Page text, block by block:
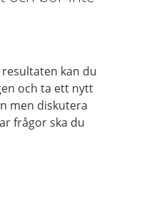
kan du
och ta ett nytt
men diskutera
frågor ska du